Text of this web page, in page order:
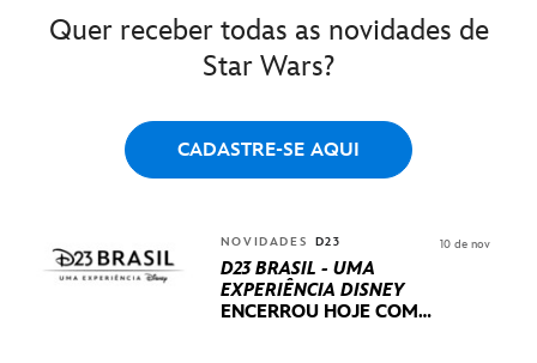
Quer receber todas as novidades de
Star Wars?
CADASTRE-SE AQUI
NOVIDADES D23
D23 BRASIL - UMA
EXPERIÊNCIA DISNEY
ENCERROU HOJE COM
10 de nov